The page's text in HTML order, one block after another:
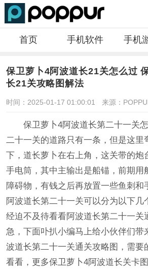
首页 手机软件 手机
保卫萝卜4阿波道长21关怎么过
长21关攻略图解法
时间：2025-01-17 01:00:01 来源：
保卫萝卜4阿波道长第二十一关怎
二十一关的道路只有一条，但是这里
下，道长萝卜在右上角，这关带的炮
手电筒，其中主输出是船锚，前期用
障碍物，有钱之后再放置一些鱼刺和
阿波道长第二十一关可以分为以下几
经迫不及待看看阿波道长第二十一关
急，下面卟扒小编马上给小伙伴们带
波道长第二十一关通关攻略图，需要
看看，更多保卫萝卜4阿波道长关卡